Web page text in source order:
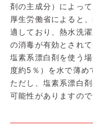
剤の主成分）によっ
厚生労働省によると
適しており、熱水洗
の消毒が有効とされ
塩素系漂白剤を使う
度約5％）を水で薄め
ただし、塩素系漂白
可能性がありますの